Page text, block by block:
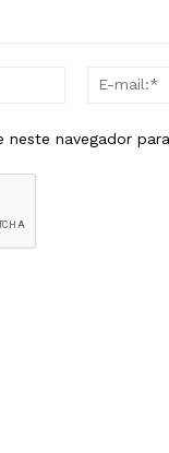
Nome:*
navegador